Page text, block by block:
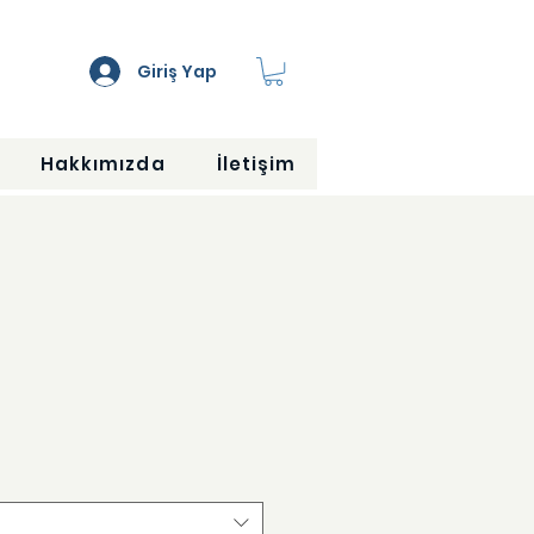
Giriş Yap
Hakkımızda İletişim